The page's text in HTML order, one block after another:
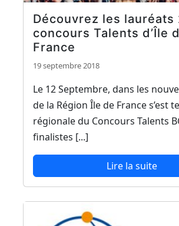
Découvrez les lauréats
concours Talents d’Île
France
19 septembre 2018
Le 12 Septembre, dans les
de la Région Île de France s’est
régionale du Concours Talents
finalistes [...]
Lire la suite